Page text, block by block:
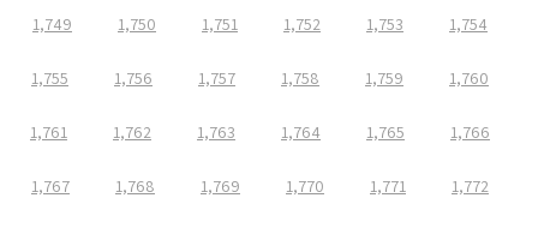
1,749 1,750 1,751 1,752 1,753 1,754
1,755 1,756 1,757 1,758 1,759 1,760
1,761 1,762 1,763 1,764 1,765 1,766
1,767 1,768 1,769 1,770 1,771 1,772